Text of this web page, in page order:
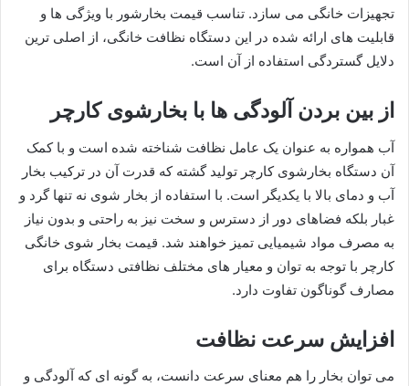
تجهیزات خانگی می سازد. تناسب قیمت بخارشور با ویژگی ها و
قابلیت های ارائه شده در این دستگاه نظافت خانگی، از اصلی ترین
دلایل گستردگی استفاده از آن است.
از بین بردن آلودگی ها با بخارشوی کارچر
آب همواره به عنوان یک عامل نظافت شناخته شده است و با کمک
آن دستگاه بخارشوی کارچر تولید گشته که قدرت آن در ترکیب بخار
آب و دمای بالا با یکدیگر است. با استفاده از بخار شوی نه تنها گرد و
غبار بلکه فضاهای دور از دسترس و سخت نیز به راحتی و بدون نیاز
به مصرف مواد شیمیایی تمیز خواهند شد. قیمت بخار شوی خانگی
کارچر با توجه به توان و معیار های مختلف نظافتی دستگاه برای
مصارف گوناگون تفاوت دارد.
افزایش سرعت نظافت
می توان بخار را هم معنای سرعت دانست، به گونه ای که آلودگی و